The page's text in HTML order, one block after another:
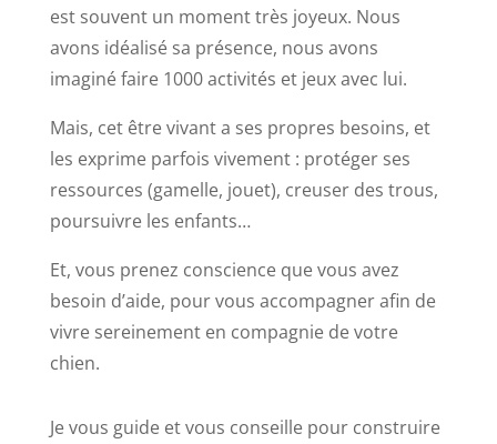
est souvent un moment très joyeux. Nous
avons idéalisé sa présence, nous avons
imaginé faire 1000 activités et jeux avec lui.
Mais, cet être vivant a ses propres besoins, et
les exprime parfois vivement : protéger ses
ressources (gamelle, jouet), creuser des trous,
poursuivre les enfants…
Et, vous prenez conscience que vous avez
besoin d’aide, pour vous accompagner afin de
vivre sereinement en compagnie de votre
chien.
Je vous guide et vous conseille pour construire